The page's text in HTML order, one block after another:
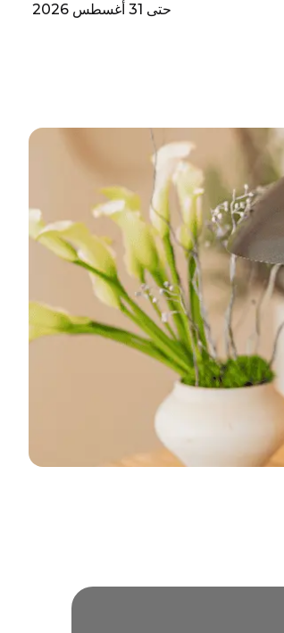
حتى 31 أغسطس 2026